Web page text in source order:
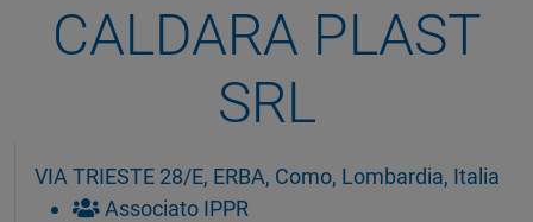
CALDARA PLAST
SRL
VIA TRIESTE 28/E, ERBA, Como, Lombardia, Italia
Associato IPPR